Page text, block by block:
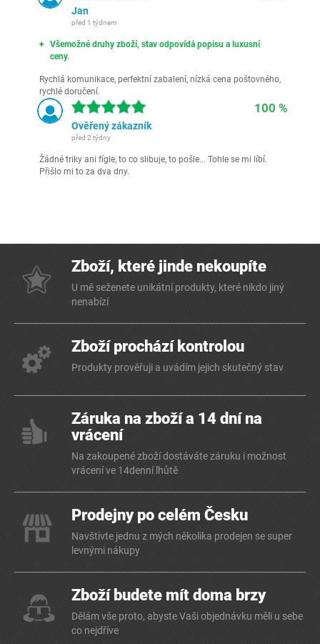
Jan
před 1 týdnem
Všemožné druhy zboží, stav odpovídá popisu a luxusní
ceny.
Rychlá komunikace, perfektní zabalení, nízká cena poštovného,
rychlé doručení.
100 %
Ověřený zákazník
před 2 týdny
Žádné triky ani fígle, to co slibuje, to pošle... Tohle se mi líbí.
Přišlo mi to za dva dny.
Zboží, které jinde nekoupíte
U mě seženete unikátní produkty, které nikdo jiný
nenabízí
Zboží prochází kontrolou
Produkty prověřuji a uvádím jejich skutečný stav
Záruka na zboží a 14 dní na
vrácení
Na zakoupené zboží dostáváte záruku i možnost
vrácení ve 14denní lhůtě
Prodejny po celém Česku
Navštivte jednu z mých několika prodejen se super
levnými nákupy
Zboží budete mít doma brzy
Dělám vše proto, abyste Vaši objednávku měli u sebe
co nejdříve